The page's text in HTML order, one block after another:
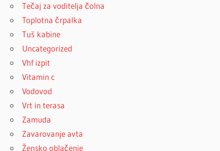
Tečaj za voditelja čolna
Toplotna črpalka
Tuš kabine
Uncategorized
Vhf izpit
Vitamin c
Vodovod
Vrt in terasa
Zamuda
Zavarovanje avta
Žensko oblačenje